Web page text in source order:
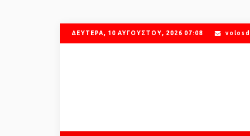
ΔΕΥΤΈΡΑ, 10 ΑΥΓΟΎΣΤΟΥ, 2026 07:08